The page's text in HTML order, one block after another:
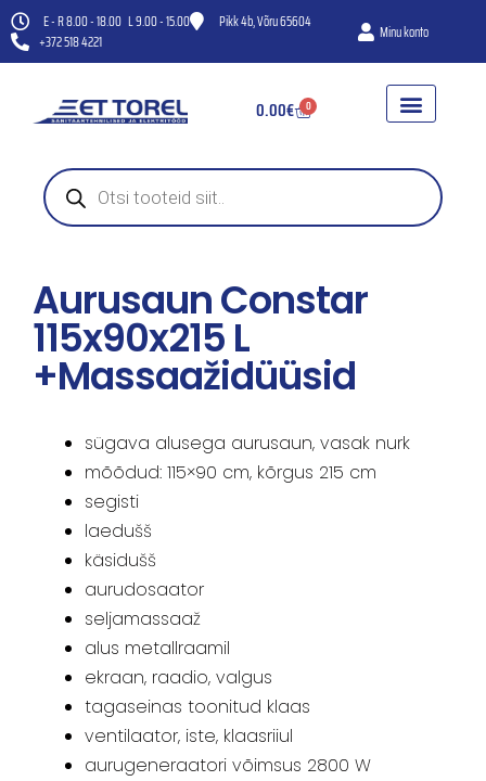
E - R 8.00 - 18.00 L 9.00 - 15.00
Pikk 4b, Võru 65604
+372 518 4221
Minu konto
0.00€ 0
Aurusaun Constar
115x90x215 L
+massaažidüüsid
sügava alusega aurusaun, vasak nurk
mõõdud: 115×90 cm, kõrgus 215 cm
segisti
laedušš
käsidušš
aurudosaator
seljamassaaž
alus metallraamil
ekraan, raadio, valgus
tagaseinas toonitud klaas
ventilaator, iste, klaasriiul
aurugeneraatori võimsus 2800 W